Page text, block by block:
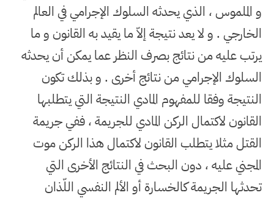
و الملموس ، الذي يحدثه السلوك الإجرامي في العالم
الخارجي . و لا يعد نتيجة إلاّ ما يقيد به القانون و ما
يرتب عليه من نتائج بصرف النظر عما يمكن أن يحدثه
السلوك الإجرامي من نتائج أخرى . و بذلك تكون
النتيجة وفقا للمفهوم المادي النتيجة التي يتطلبها
القانون لاكتمال الركن المادي للجريمة ، ففي جريمة
القتل مثلا يتطلب القانون لاكتمال هذا الركن موت
المجني عليه ، دون البحث في النتائج الأخرى التي
تحدثها الجريمة كالخسارة أو الألم النفسي اللّذان